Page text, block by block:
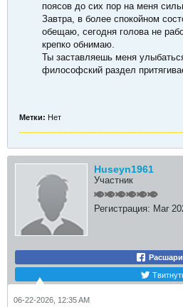
поясов до сих пор на меня
Завтра, в более спокойном
обещаю, сегодня голова не
крепко обнимаю.
Ты заставляешь меня
философский раздел
Метки: Нет
Huseyn1961
Участник
Регистрация: Mar
06-22-2026, 12:35 AM